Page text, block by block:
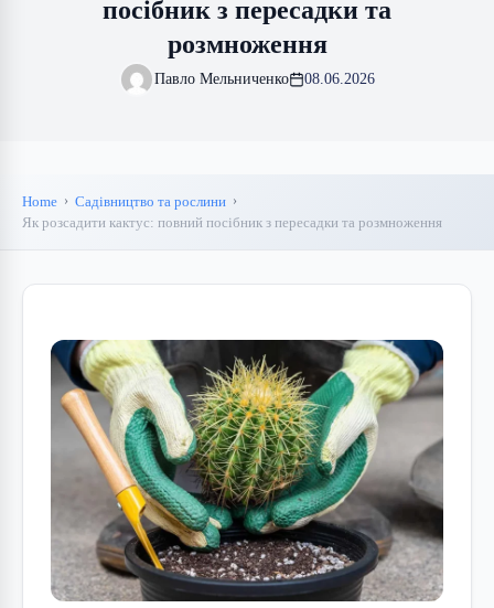
посібник з пересадки та
розмноження
Павло Мельниченко 08.06.2026
Home
Садівництво та рослини
Як розсадити кактус: повний посібник з пересадки та розмноження